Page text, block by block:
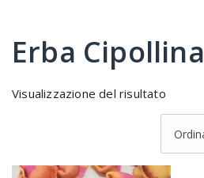
Erba Cipollina
Visualizzazione del risultato